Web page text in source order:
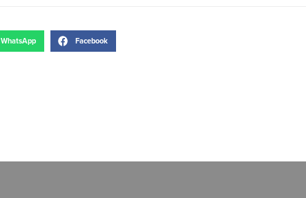
WhatsApp Facebook